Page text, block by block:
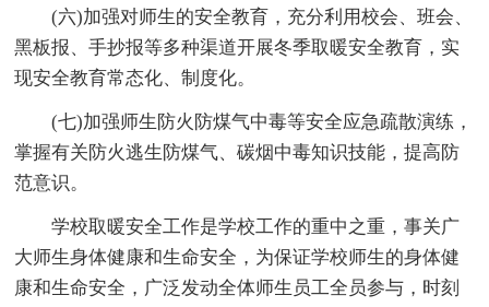
(六)加强对师生的安全教育，充分利用校会、班会、
黑板报、手抄报等多种渠道开展冬季取暖安全教育，实
现安全教育常态化、制度化。
(七)加强师生防火防煤气中毒等安全应急疏散演练，
掌握有关防火逃生防煤气、碳烟中毒知识技能，提高防
范意识。
学校取暖安全工作是学校工作的重中之重，事关广
大师生身体健康和生命安全，为保证学校师生的身体健
康和生命安全，广泛发动全体师生员工全员参与，时刻